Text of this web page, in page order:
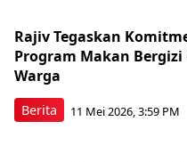
Berita
Rajiv Tegaskan
Program Makan
Warga
11 Mei 2026, 3:59 PM